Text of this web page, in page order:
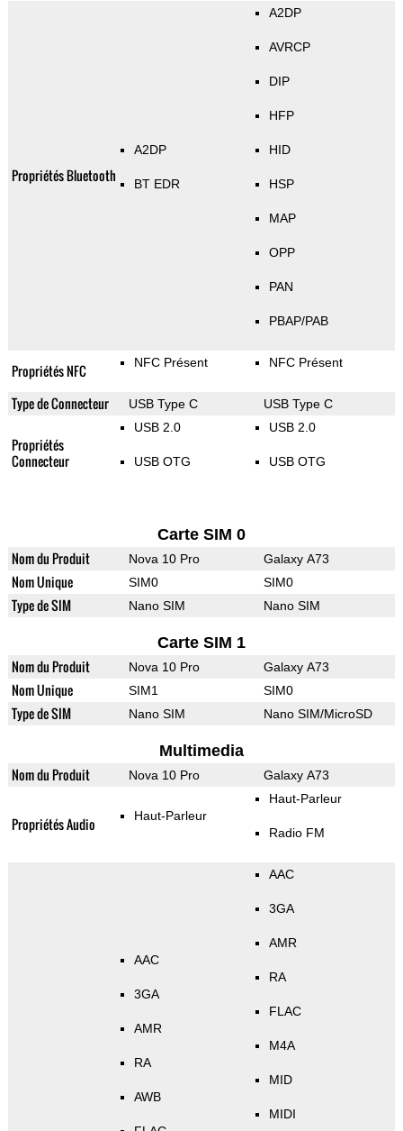
Propriétés Bluetooth
A2DP
BT EDR
A2DP
AVRCP
DIP
HFP
HID
HSP
MAP
OPP
PAN
PBAP/PAB
Propriétés NFC NFC Présent NFC Présent
Type de Connecteur USB Type C USB Type C
Propriétés
Connecteur
USB 2.0
USB OTG
USB 2.0
USB OTG
Carte SIM 0
Nom du Produit Nova 10 Pro Galaxy A73
Nom Unique SIM0 SIM0
Type de SIM Nano SIM Nano SIM
Carte SIM 1
Nom du Produit Nova 10 Pro Galaxy A73
Nom Unique SIM1 SIM0
Type de SIM Nano SIM Nano SIM/MicroSD
Multimedia
Nom du Produit Nova 10 Pro Galaxy A73
Propriétés Audio Haut-Parleur
Haut-Parleur
Radio FM
AAC
3GA
AMR
RA
AWB
AAC
3GA
AMR
RA
FLAC
M4A
MID
MIDI